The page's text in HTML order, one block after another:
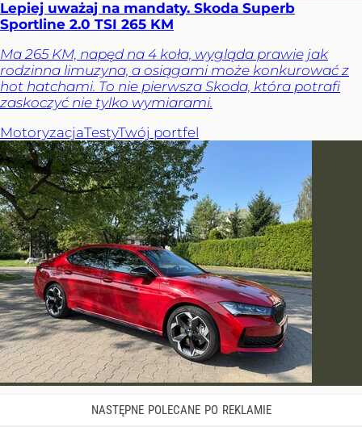
Lepiej uważaj na mandaty. Skoda Superb
Sportline 2.0 TSI 265 KM
Ma 265 KM, napęd na 4 koła, wygląda prawie jak
rodzinna limuzyna, a osiągami może konkurować z
hot hatchami. To nie pierwsza Skoda, która potrafi
zaskoczyć nie tylko wymiarami.
MotoryzacjaTestyTwój portfel